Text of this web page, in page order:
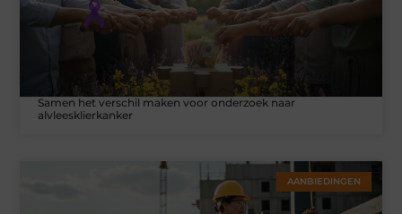
Samen het verschil maken voor onderzoek naar
alvleesklierkanker
AANBIEDINGEN